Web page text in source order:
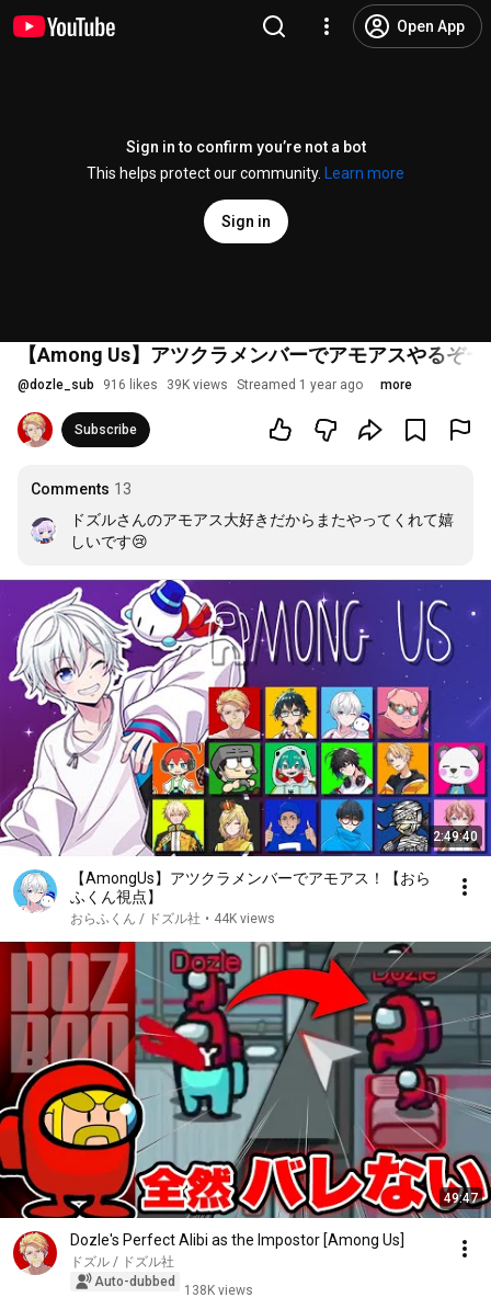
Open App
Sign in to confirm you’re not a bot
This helps protect our community.
Learn more
Sign in
【Among Us】アツクラメンバーでアモアスやるぞ
@dozle_sub 916 likes 39K views Streamed 1 year ago more
Subscribe
Comments 13
ドズルさんのアモアス大好きだからまたやってくれて嬉
しいです😢
2:49:40
【AmongUs】アツクラメンバーでアモアス！【おら
ふくん視点】
おらふくん / ドズル社 • 44K views
49:47
Dozle's Perfect Alibi as the Impostor [Among Us]
ドズル / ドズル社
Auto-dubbed
138K views